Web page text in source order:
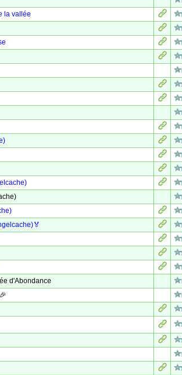
la vallée
d'Abondance